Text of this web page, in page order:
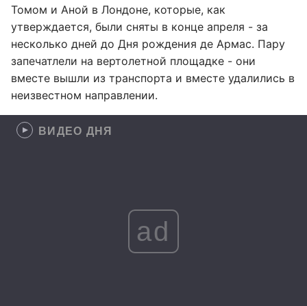
Томом и Аной в Лондоне, которые, как
утверждается, были сняты в конце апреля - за
несколько дней до Дня рождения де Армас. Пару
запечатлели на вертолетной площадке - они
вместе вышли из транспорта и вместе удалились в
неизвестном направлении.
ВИДЕО ДНЯ
ad